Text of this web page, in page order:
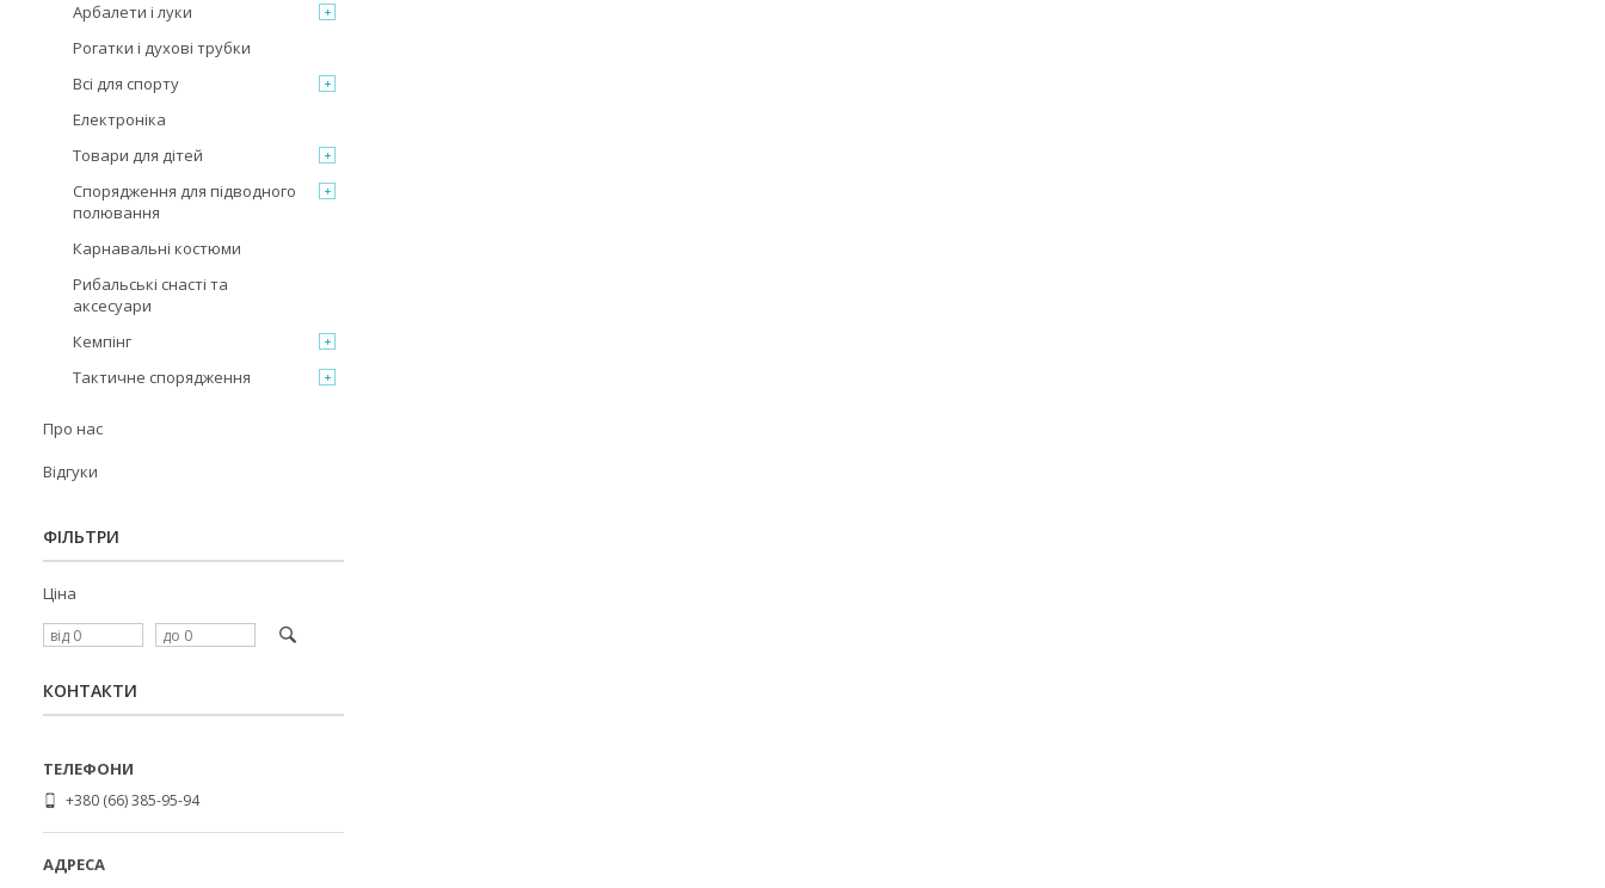
Арбалети і луки
Рогатки і духові трубки
Всі для спорту
Електроніка
Товари для дітей
Спорядження для підводного
полювання
Карнавальні костюми
Рибальські снасті та
аксесуари
Кемпінг
Тактичне спорядження
Про нас
Відгуки
ФІЛЬТРИ
Ціна
КОНТАКТИ
+380 (66) 385-95-94